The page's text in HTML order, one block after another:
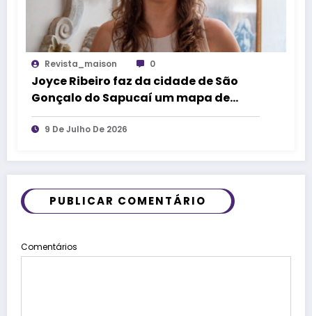
Revista_maison 0
Joyce Ribeiro faz da cidade de São
Gonçalo do Sapucaí um mapa de
causos, memórias e arte
9 De Julho De 2026
PUBLICAR COMENTÁRIO
Comentários